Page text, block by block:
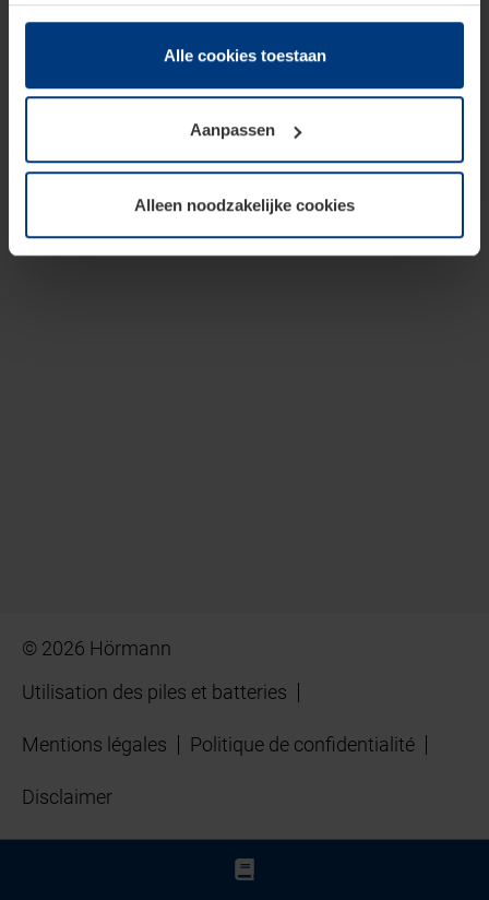
hun diensten hebben verzameld.
Juridisch hebben wij het recht om cookies op uw
van deze pagina's absoluut vereist is. Voor alle andere
soorten cookies is uw toestemming benodigd. Uw
toestemming kunt u op elk moment bij de uitleg van de
wijzigen of herroepen.
Alle cookies toestaan
Aanpassen
Alleen noodzakelijke cookies
© 2026 Hörmann
Utilisation des piles et batteries
Mentions légales Politique de confidentialité
Disclaimer